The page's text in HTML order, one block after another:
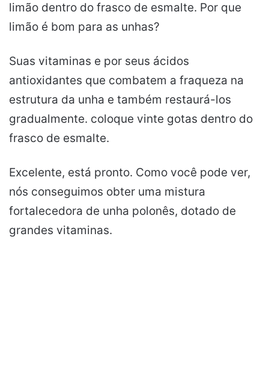
limão dentro do frasco de esmalte. Por que
limão é bom para as unhas?
Suas vitaminas e por seus ácidos
antioxidantes que combatem a fraqueza na
estrutura da unha e também restaurá-los
gradualmente. coloque vinte gotas dentro do
frasco de esmalte.
Excelente, está pronto. Como você pode ver,
nós conseguimos obter uma mistura
fortalecedora de unha polonês, dotado de
grandes vitaminas.